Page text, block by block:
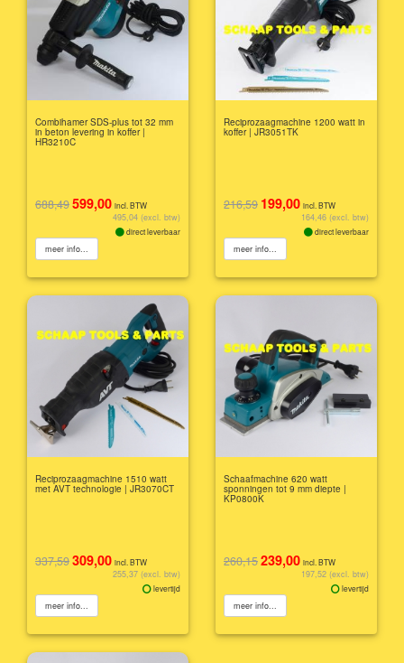
Combihamer SDS-plus tot 32 mm
in beton levering in koffer |
HR3210C
688,49599,00 incl. BTW
495,04 (excl. btw)
direct leverbaar
meer info...
Reciprozaagmachine 1200 watt in
koffer | JR3051TK
216,59 199,00 incl. BTW
164,46 (excl. btw)
direct leverbaar
meer info...
Reciprozaagmachine 1510 watt
met AVT technologie | JR3070CT
337,59309,00 incl. BTW
255,37 (excl. btw)
levertijd
meer info...
Schaafmachine 620 watt
sponningen tot 9 mm diepte |
KP0800K
260,15239,00 incl. BTW
197,52 (excl. btw)
levertijd
meer info...